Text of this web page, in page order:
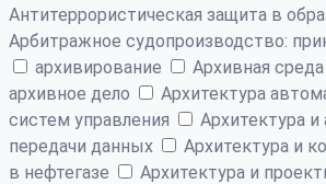
Антитеррористическая защита в
Арбитражное судопроизводство:
архивирование
Архивная
архивное дело
Архитектура
систем управления
Архитектура
передачи данных
Архитектура и
в нефтегазе
Архитектура и